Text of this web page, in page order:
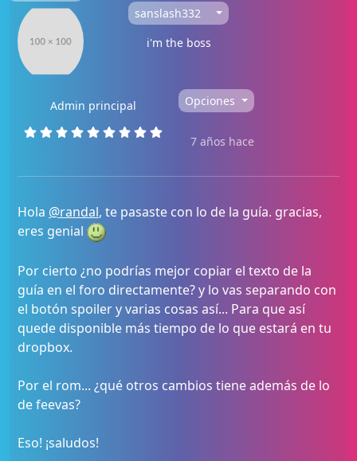
sanslash332
i'm the boss
Admin principal Opciones
7 años hace
Hola @randal, te pasaste con lo de la guía. gracias,
eres genial
Por cierto ¿no podrías mejor copiar el texto de la
guía en el foro directamente? y lo vas separando con
el botón spoiler y varias cosas así... Para que así
quede disponible más tiempo de lo que estará en tu
dropbox.
Por el rom... ¿qué otros cambios tiene además de lo
de feevas?
Eso! ¡saludos!